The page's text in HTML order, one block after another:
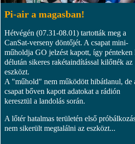
Pi-air a magasban!
Hétvégén (07.31-08.01) tartották meg a
CanSat-verseny döntőjét. A csapat mini-
műholdja GO jelzést kapott, így pénteken
délután sikeres rakétaindítással kilőtték az
eszközt.
A "műhold" nem működött hibátlanul, de
csapat bőven kapott adatokat a rádión
keresztül a landolás során.
A lőtér hatalmas területén első
nem sikerült megtalálni az eszközt...